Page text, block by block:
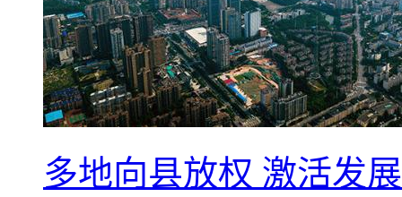
多地向县放权 激活发